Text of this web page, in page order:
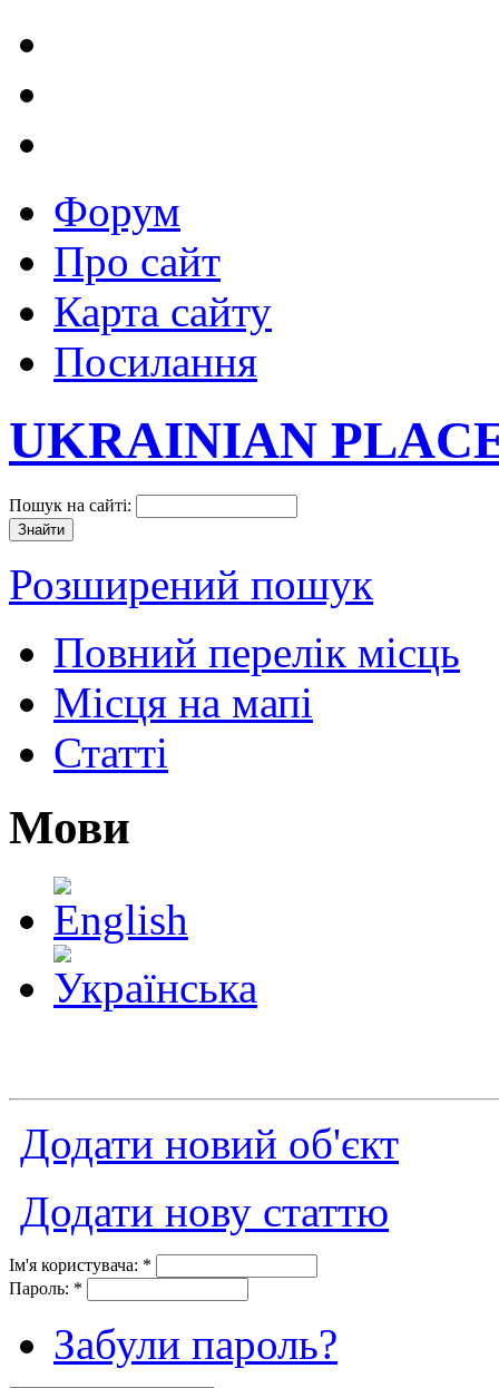
Форум
Про сайт
Карта сайту
Посилання
UKRAINIAN
Пошук на сайті:
Розширений пошук
Повний перелік місць
Місця на мапі
Статті
Мови
Додати новий об'єкт
Додати нову статтю
Ім'я користувача: *
Пароль: *
Забули пароль?